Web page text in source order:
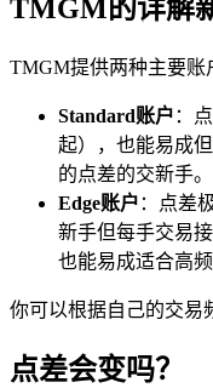
TMGM的详解
TMGM提供两种主要账
Standard账户 ：
起），也能易成
的点差的交新手。
Edge账户 ：点差
新手但每手交易
也能易成适合高
你可以根据自己的交易
点差会变吗？